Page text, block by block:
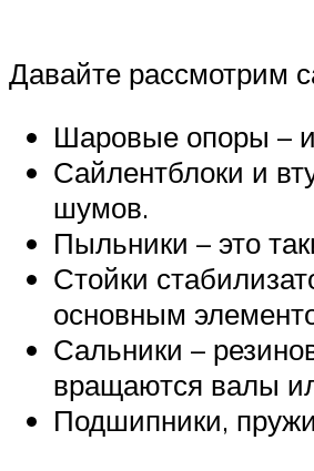
Давайте рассмотрим
Шаровые опоры –
Сайлентблоки и
шумов.
Пыльники – это
Стойки
основным
Сальники –
вращаются валы
Подшипники,